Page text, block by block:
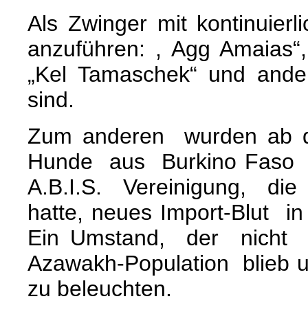
Als Zwinger mit
anzuführen: , Agg
„Kel Tamaschek“ und
sind.
Zum anderen wurden
Hunde aus Burkino
A.B.I.S. Vereinigung,
hatte, neues Import-Blut
Ein Umstand, der
Azawakh-Population
zu beleuchten.